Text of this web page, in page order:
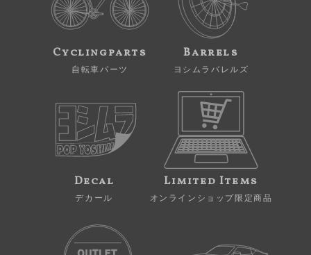
Cyclingparts
自転車パーツ
Barrels
ヨシムラバレルズ
Decal
デカール
Limited Items
オンラインショップ限定商品